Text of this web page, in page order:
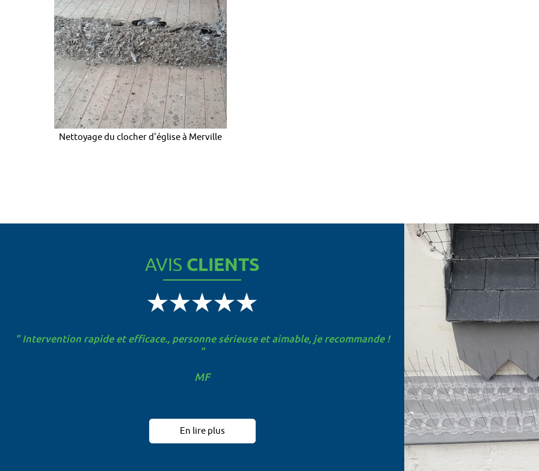
Nettoyage du clocher d'église à Merville
AVIS CLIENTS
" Intervention rapide et efficace., personne sérieuse et aimable, je recommande !
"
MF
" Rdv rapide, travail propre, efficace et rapide. "
En lire plus